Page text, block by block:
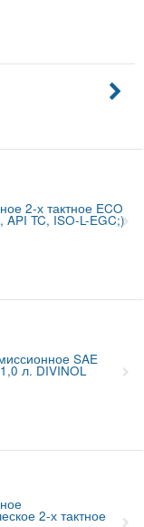
2-х тактное ECO
API TC, ISO-L-EGC;)
SAE
л. DIVINOL
2-х тактное